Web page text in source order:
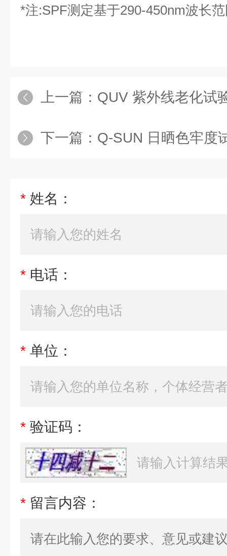
*注:SPF测定基于290-450nm波长
上一篇： QUV 紫外线老化试验机
下一篇： Q-SUN 日晒色牢度
* 姓名：
* 电话：
* 单位：
* 验证码：
* 留言内容：